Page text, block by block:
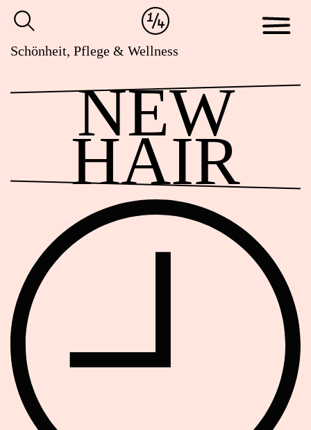
Cookie-
Einstellungen
anpassen
Zum
Inhalt
derSchönheit, Pflege & Wellness
NEW
HAIR
Öffnungszeiten